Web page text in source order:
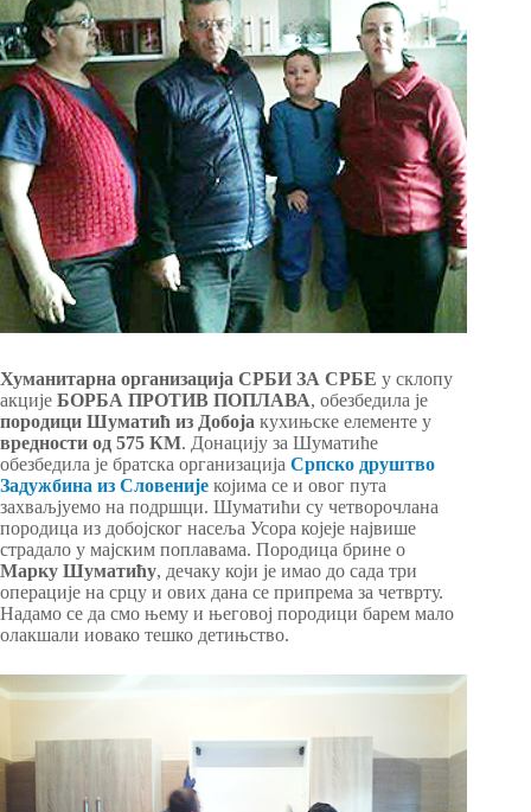
Хуманитарна организација СРБИ ЗА СРБЕ у склопу
акције БОРБА ПРОТИВ ПОПЛАВА, обезбедила је
породици Шуматић из Добоја кухињске елементе у
вредности од 575 КМ. Донацију за Шуматиће
обезбедила је братска организација Српско друштво
Задужбина из Словеније којима се и овог пута
захваљјуемо на подршци. Шуматићи су четворочлана
породица из добојског насеља Усора којеје највише
страдало у мајским поплавама. Породица брине о
Марку Шуматићу, дечаку који је имао до сада три
операције на срцу и ових дана се припрема за четврту.
Надамо се да смо њему и његовој породици барем мало
олакшали иовако тешко детињство.